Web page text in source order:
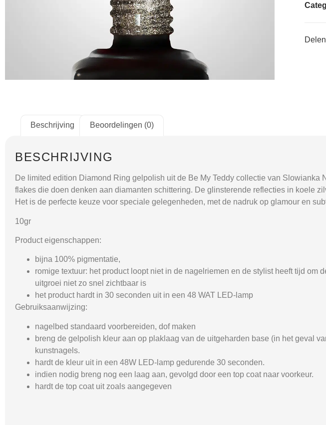
Beschrijving Beoordelingen (0)
BESCHRIJVING
De limited edition Diamond Ring gelpolish uit de Be My Teddy collectie van Slowianka
flakes die doen denken aan diamanten schittering. De glinsterende reflecties in koele
Het is de perfecte keuze voor speciale gelegenheden, met de nadruk op glamour en
10gr
Product eigenschappen:
bijna 100% pigmentatie,
romige textuur: het product loopt niet in de nagelriemen en de stylist heeft tijd om
uitgroei niet zo snel zichtbaar is
het product hardt in 30 seconden uit in een 48 WAT LED-lamp
Gebruiksaanwijzing:
nagelbed standaard voorbereiden, dof maken
breng de gelpolish kleur aan op plaklaag van de uitgeharden base (in het geval
kunstnagels.
hardt de kleur uit in een 48W LED-lamp gedurende 30 seconden.
indien nodig breng nog een laag aan, gevolgd door een top coat naar voorkeur.
hardt de top coat uit zoals aangegeven